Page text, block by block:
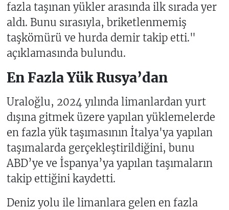
fazla taşınan yükler arasında ilk sırada yer
aldı. Bunu sırasıyla, briketlenmemiş
taşkömürü ve hurda demir takip etti."
açıklamasında bulundu.
En Fazla Yük Rusya’dan
Uraloğlu, 2024 yılında limanlardan yurt
dışına gitmek üzere yapılan yüklemelerde
en fazla yük taşımasının İtalya'ya yapılan
taşımalarda gerçekleştirildiğini, bunu
ABD’ye ve İspanya’ya yapılan taşımaların
takip ettiğini kaydetti.
Deniz yolu ile limanlara gelen en fazla